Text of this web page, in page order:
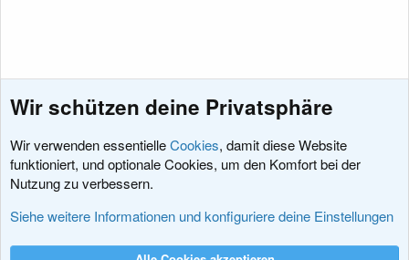
Sprachpakete
Wir schützen deine Privatsphäre
Wir verwenden essentielleCookies, damit diese Website
funktioniert, und optionale Cookies, um den Komfort bei der
Nutzung zu verbessern.
Siehe weitere Informationen und konfiguriere deine Einstellungen